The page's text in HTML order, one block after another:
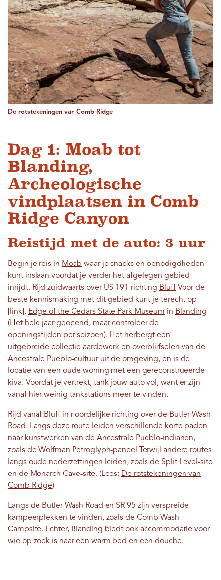
De rotstekeningen van Comb Ridge
Dag 1: Moab tot
Blanding,
Archeologische
vindplaatsen in Comb
Ridge Canyon
Reistijd met de auto: 3 uur
Begin je reis in Moab waar je snacks en benodigdheden
kunt inslaan voordat je verder het afgelegen gebied
inrijdt. Rijd zuidwaarts over US 191 richting Bluff Voor de
beste kennismaking met dit gebied kunt je terecht op
[link]. Edge of the Cedars State Park Museum in Blanding
(Het hele jaar geopend, maar controleer de
openingstijden per seizoen). Het herbergt een
uitgebreide collectie aardewerk en overblijfselen van de
Ancestrale Pueblo-cultuur uit de omgeving, en is de
locatie van een oude woning met een gereconstrueerde
kiva. Voordat je vertrekt, tank jouw auto vol, want er zijn
vanaf hier weinig tankstations meer te vinden.
Rijd vanaf Bluff in noordelijke richting over de Butler Wash
Road. Langs deze route leiden verschillende korte paden
naar kunstwerken van de Ancestrale Pueblo-indianen,
zoals de Wolfman Petroglyph-paneel Terwijl andere routes
langs oude nederzettingen leiden, zoals de Split Level-site
en de Monarch Cave-site. (Lees: De rotstekeningen van
Comb Ridge)
Langs de Butler Wash Road en SR 95 zijn verspreide
kampeerplekken te vinden, zoals de Comb Wash
Campsite. Echter, Blanding biedt ook accommodatie voor
wie op zoek is naar een warm bed en een douche.